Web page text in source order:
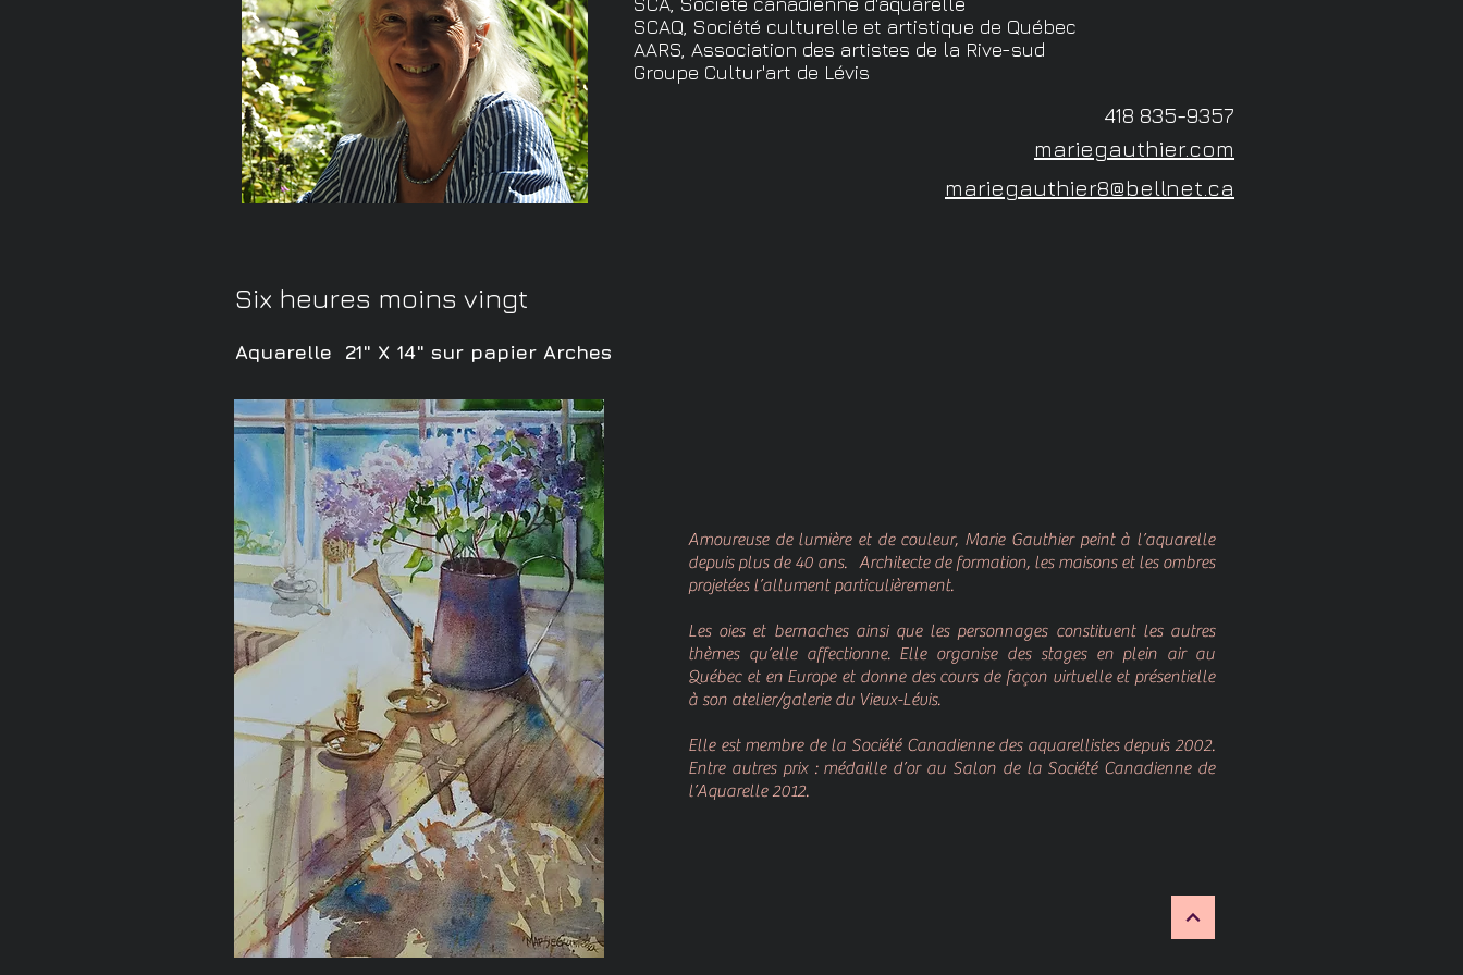
SCAQ, Société culturelle et artistique de Québec
AARS, Association des artistes de la Rive-sud
Groupe Cultur'art de Lévis
418 835-9357
mariegauthier.com
mariegauthier8@bellnet.ca
Six heures moins vingt
Aquarelle 21" X 14" sur papier Arches
Amoureuse de lumière et de couleur, Marie Gauthier peint à l’aquarelle
depuis plus de 40 ans. Architecte de formation, les maisons et les ombres
projetées l’allument particulièrement.
Les oies et bernaches ainsi que les personnages constituent les autres
thèmes qu’elle affectionne. Elle organise des stages en plein air au
Québec et en Europe et donne des cours de façon virtuelle et présentielle
à son atelier/galerie du Vieux-Lévis.
Elle est membre de la Société Canadienne des aquarellistes depuis 2002.
Entre autres prix : médaille d’or au Salon de la Société Canadienne de
l’Aquarelle 2012.